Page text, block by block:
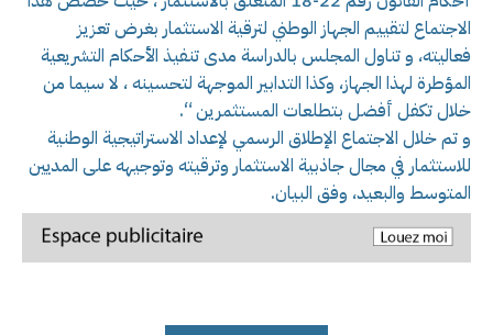
الاجتماع لتقييم الجهاز الوطني لترقية الاستثمار بغرض تعزيز
فعاليته، و تناول المجلس بالدراسة مدى تنفيذ الأحكام التشريعية
المؤطرة لهذا الجهاز، وكذا التدابير الموجهة لتحسينه ، لا سيما من
خلال تكفل أفضل بتطلعات المستثمرين “.
و تم خلال الاجتماع الإطلاق الرسمي لإعداد الاستراتيجية الوطنية
للاستثمار في مجال جاذبية الاستثمار وترقيته وتوجيهه على المديين
المتوسط والبعيد، وفق البيان.